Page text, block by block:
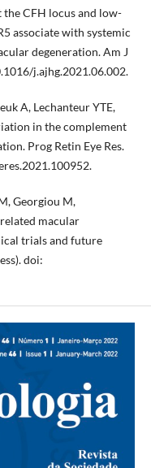
the CFH locus and low-
associate with systemic
degeneration. Am J
j.ajhg.2021.06.002.
A, Lechanteur YTE,
in the complement
Prog Retin Eye Res.
Georgiou M,
macular
trials and future
doi: